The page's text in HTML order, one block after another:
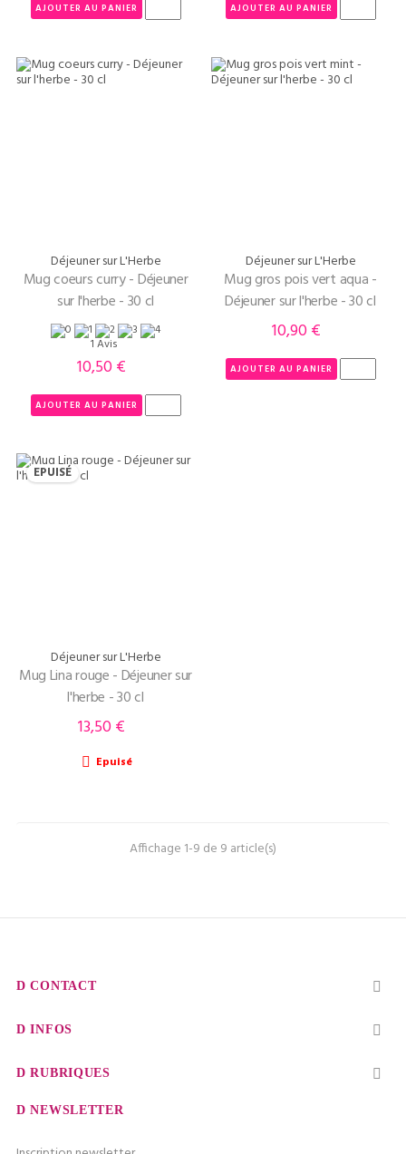
AJOUTER AU PANIER AJOUTER AU PANIER
Déjeuner sur L'Herbe
Mug coeurs curry - Déjeuner
sur l'herbe - 30 cl
1 Avis
Prix
10,50 €
AJOUTER AU PANIER
Déjeuner sur L'Herbe
Mug gros pois vert aqua -
Déjeuner sur l'herbe - 30 cl
Prix
10,90 €
AJOUTER AU PANIER
EPUISÉ
Déjeuner sur L'Herbe
Mug Lina rouge - Déjeuner sur
l'herbe - 30 cl
Prix
13,50 €
 Epuisé
Affichage 1-9 de 9 article(s)
CONTACT 
INFOS 
RUBRIQUES 
NEWSLETTER